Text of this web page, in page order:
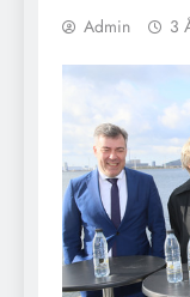
Admin 3